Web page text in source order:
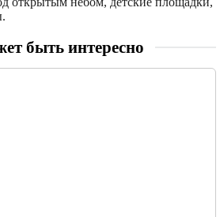
быть интересно